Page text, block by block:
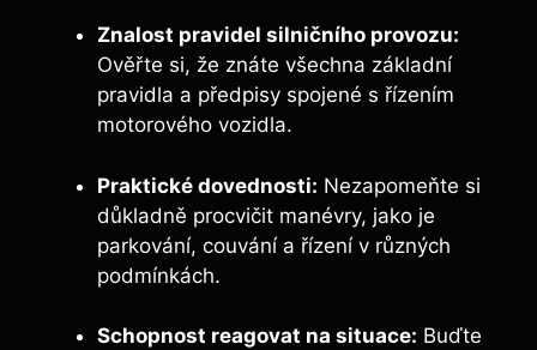
Znalost pravidel silničního provozu:
Ověřte si, že znáte všechna základní
pravidla a předpisy spojené s řízením
motorového vozidla.
Praktické dovednosti: Nezapomeňte si
důkladně procvičit manévry, jako je
parkování, couvání a řízení v různých
podmínkách.
Schopnost reagovat na situace: Buďte